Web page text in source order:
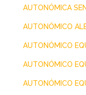
AUTONÓMICA
AUTONÓMICO
AUTONÓMICO
AUTONÓMICO
AUTONÓMICO